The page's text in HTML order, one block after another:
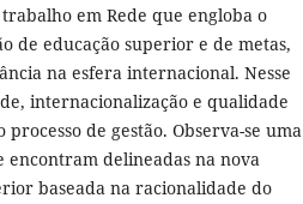
em Rede que engloba o
de educação superior e de metas,
na esfera internacional. Nesse
internacionalização e qualidade
de gestão. Observa-se uma
encontram delineadas na nova
baseada na racionalidade do